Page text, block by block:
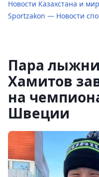
Новости Казахстана и
Sportzakon — Новости
Пара
Хамитов
на
Швеции